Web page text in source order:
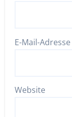
E-Mail-Adresse
Website